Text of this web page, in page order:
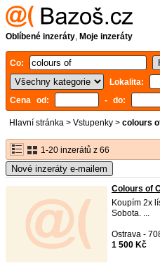
Oblíbené inzeráty, Moje inzeráty
Co:
Lokalita:
Cena od:
- do:
Hlavní stránka > Vstupenky > colours
1-20 inzerátů z 66
Nové inzeráty e-mailem
Colours of
Koupím 2x
Sobota. ...
Ostrava -
1 500 Kč